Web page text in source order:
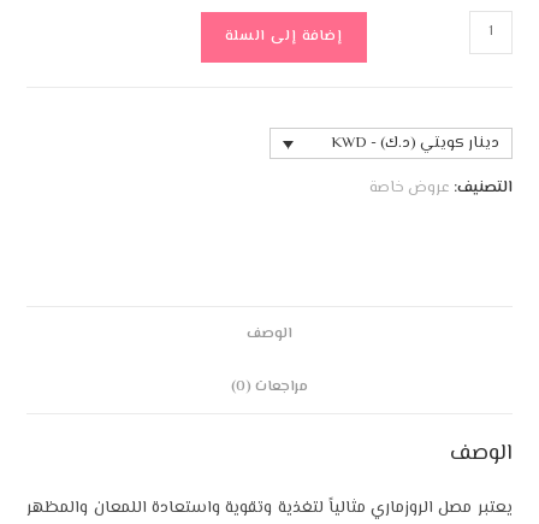
إضافة إلى السلة
دينار كويتي (د.ك) - KWD
التصنيف: عروض خاصة
الوصف
مراجعات (0)
الوصف
يعتبر مصل الروزماري مثالياً لتغذية وتقوية واستعادة اللمعان والمظهر